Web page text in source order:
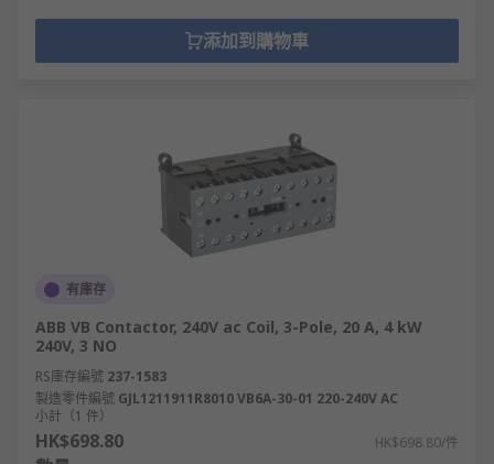
添加到購物車
有庫存
ABB VB Contactor, 240V ac Coil, 3-Pole, 20 A, 4 kW
240V, 3 NO
RS庫存編號 237-1583
製造零件編號 GJL1211911R8010 VB6A-30-01 220-240V AC
小計（1 件）
HK$698.80 HK$698.80/件